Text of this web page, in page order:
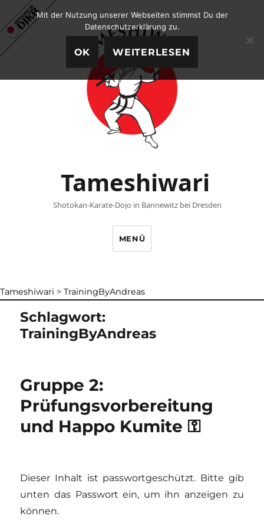
Tameshiwari
Shotokan-Karate-Dojo in Bannewitz bei Dresden
MENÜ
Tameshiwari > TrainingByAndreas
Schlagwort:
TrainingByAndreas
Gruppe 2:
Prüfungsvorbereitung
und Happo Kumite ⚿
Dieser Inhalt ist passwortgeschützt. Bitte gib
unten das Passwort ein, um ihn anzeigen zu
können.
Mit der Nutzung unserer Webseiten stimmst Du der
Datenschutzerklärung zu.
OK WEITERLESEN